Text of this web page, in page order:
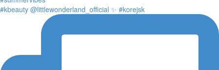
#kbeauty @littlewonderland_official ✨ #korejsk